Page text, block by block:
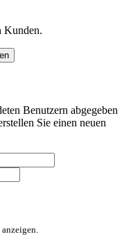
Kunden.
Benutzern abgegeben
Sie einen neuen